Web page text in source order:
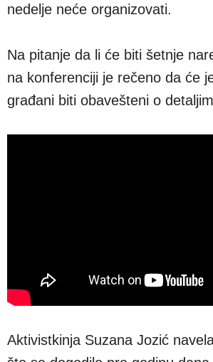
nedelje neće organizovati.
Na pitanje da li će biti šetnje
na konferenciji je rečeno da će
građani biti obavešteni o
Aktivistkinja Suzana Jozić